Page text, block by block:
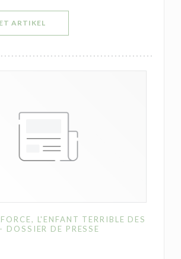
ARTIKEL
L'ENFANT TERRIBLE DES
DOSSIER DE PRESSE